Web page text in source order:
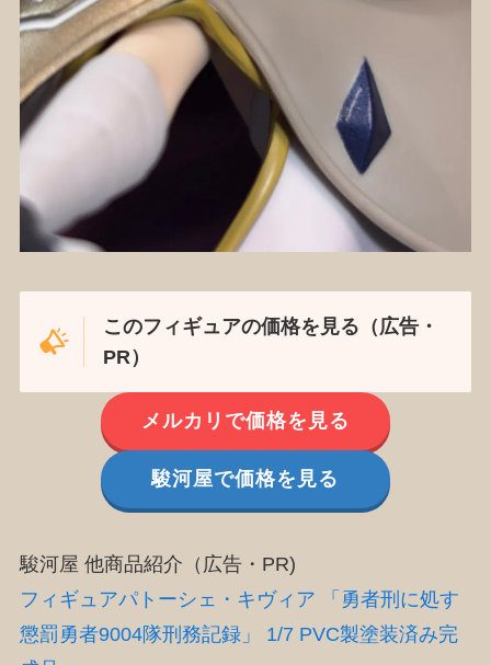
このフィギュアの価格を見る（広告・
PR）
メルカリで価格を見る
駿河屋で価格を見る
駿河屋 他商品紹介（広告・PR)
フィギュアパトーシェ・キヴィア 「勇者刑に処す
懲罰勇者9004隊刑務記録」 1/7 PVC製塗装済み完